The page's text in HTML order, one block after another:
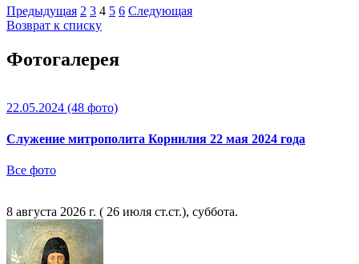
Предыдущая 2 3 4 5 6 Следующая
Возврат к списку
Фотогалерея
22.05.2024 (48 фото)
Служение митрополита Корнилия 22 мая 2024 года
Все фото
8 августа 2026 г. ( 26 июля ст.ст.), суббота.